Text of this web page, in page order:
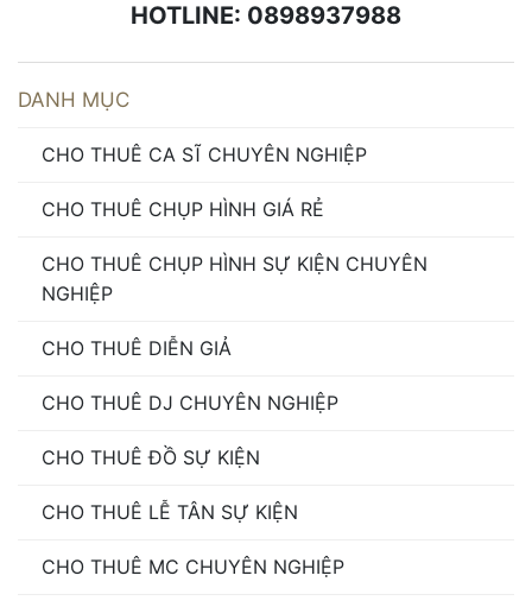
HOTLINE: 0898937988
DANH MỤC
CHO THUÊ CA SĨ CHUYÊN NGHIỆP
CHO THUÊ CHỤP HÌNH GIÁ RẺ
CHO THUÊ CHỤP HÌNH SỰ KIỆN CHUYÊN
NGHIỆP
CHO THUÊ DIỄN GIẢ
CHO THUÊ DJ CHUYÊN NGHIỆP
CHO THUÊ ĐỒ SỰ KIỆN
CHO THUÊ LỄ TÂN SỰ KIỆN
CHO THUÊ MC CHUYÊN NGHIỆP